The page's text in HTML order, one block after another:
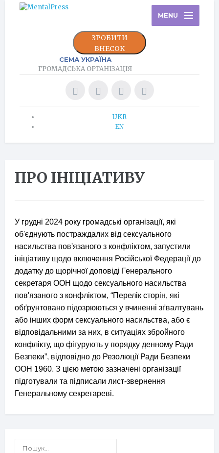
MENU
ЗРОБИТИ
ВНЕСОК
СЕМА УКРАЇНА
ГРОМАДСЬКА ОРГАНІЗАЦІЯ
UKR
EN
ПРО ІНІЦІАТИВУ
У грудні 2024 року громадські організації, які
об'єднують постраждалих від сексуального
насильства пов'язаного з конфліктом, запустили
ініціативу щодо включення Російської Федерації до
додатку до щорічної доповіді Генерального
секретаря ООН щодо сексуального насильства
пов'язаного з конфліктом, “Перелік сторін, які
обґрунтовано підозрюються у вчиненні зґвалтувань
або інших форм сексуального насильства, або є
відповідальними за них, в ситуаціях збройного
конфлікту, що фігурують у порядку денному Ради
Безпеки”, відповідно до Резолюції Ради Безпеки
ООН 1960. З цією метою зазначені організації
підготували та підписали лист-звернення
Генеральному секретареві.